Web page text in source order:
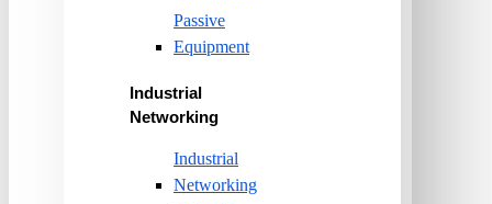
Passive
Equipment
Industrial
Networking
Industrial
Networking